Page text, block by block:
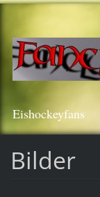
Eishockeyfans
Bilder